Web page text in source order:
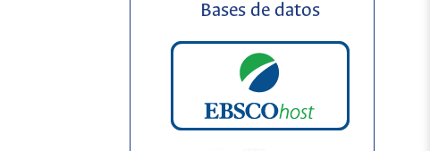
Bases de datos